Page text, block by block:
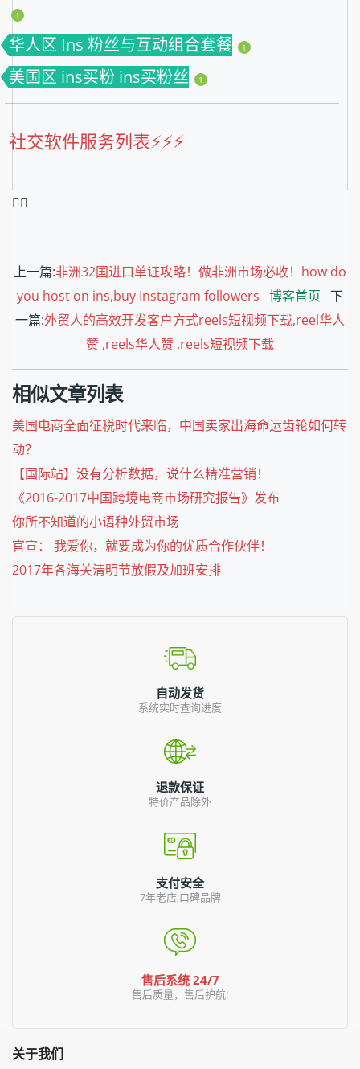
1
华人区 Ins 粉丝与互动组合套餐 1
美国区 ins买粉 ins买粉丝 1
社交软件服务列表⚡️⚡️⚡️
❤️‍🔥
上一篇:非洲32国进口单证攻略！做非洲市场必收！how do
you host on ins,buy Instagram followers 博客首页 下
一篇:外贸人的高效开发客户方式reels短视频下载,reel华人
赞 ,reels华人赞 ,reels短视频下载
相似文章列表
美国电商全面征税时代来临，中国卖家出海命运齿轮如何转
动？
【国际站】没有分析数据，说什么精准营销！
《2016-2017中国跨境电商市场研究报告》发布
你所不知道的小语种外贸市场
官宣： 我爱你，就要成为你的优质合作伙伴！
2017年各海关清明节放假及加班安排
自动发货
系统实时查询进度
退款保证
特价产品除外
支付安全
7年老店,口碑品牌
售后系统 24/7
售后质量，售后护航!
关于我们